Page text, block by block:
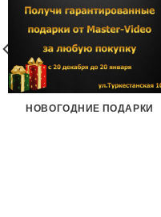
НОВОГОДНИЕ ПОДАРКИ